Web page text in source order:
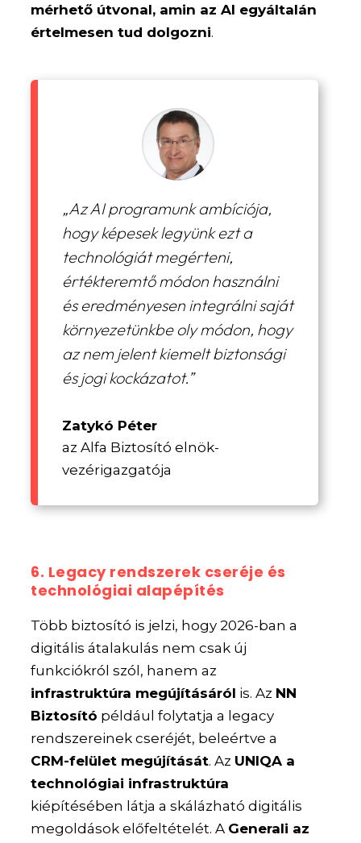
mérhető útvonal, amin az AI egyáltalán
értelmesen tud dolgozni.
„Az AI programunk ambíciója,
hogy képesek legyünk ezt a
technológiát megérteni,
értékteremtő módon használni
és eredményesen integrálni saját
környezetünkbe oly módon, hogy
az nem jelent kiemelt biztonsági
és jogi kockázatot.”
Zatykó Péter
az Alfa Biztosító elnök-
vezérigazgatója
6. Legacy rendszerek cseréje és
technológiai alapépítés
Több biztosító is jelzi, hogy 2026-ban a
digitális átalakulás nem csak új
funkciókról szól, hanem az
infrastruktúra megújításáról is. Az NN
Biztosító például folytatja a legacy
rendszereinek cseréjét, beleértve a
CRM-felület megújítását. Az UNIQA a
technológiai infrastruktúra
kiépítésében látja a skálázható digitális
megoldások előfeltételét. A Generali az